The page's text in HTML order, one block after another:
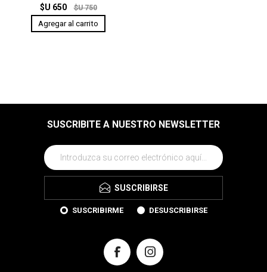
$U 650
$U 750
SUSCRIBITE A NUESTRO NEWSLETTER
SUSCRIBIRSE
SUSCRIBIRME DESUSCRIBIRSE